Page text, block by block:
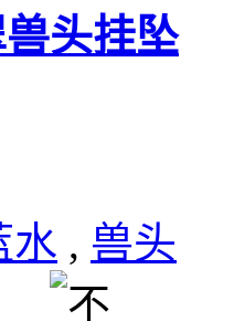
头挂坠
水 , 兽头